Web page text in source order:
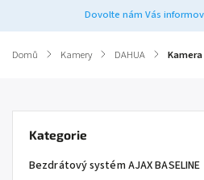
Dovolte nám Vás
Domů / Kamery / DAHUA / Kamera
Kategorie
Bezdrátový systém AJAX BASELINE